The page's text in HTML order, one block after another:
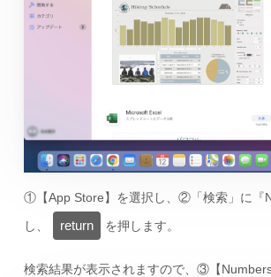
①【App Store】を選択し、②「検索」に『
し、
return を押します。
検索結果が表示されますので、③【Numbers